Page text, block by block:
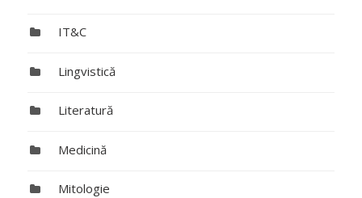
IT&C
Lingvistică
Literatură
Medicină
Mitologie